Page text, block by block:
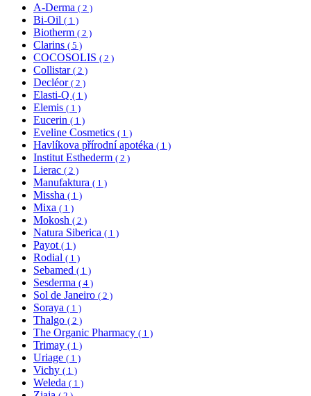
A-Derma ( 2 )
Bi-Oil ( 1 )
Biotherm ( 2 )
Clarins ( 5 )
COCOSOLIS ( 2 )
Collistar ( 2 )
Decléor ( 2 )
Elasti-Q ( 1 )
Elemis ( 1 )
Eucerin ( 1 )
Eveline Cosmetics ( 1 )
Havlíkova přírodní apotéka ( 1 )
Institut Esthederm ( 2 )
Lierac ( 2 )
Manufaktura ( 1 )
Missha ( 1 )
Mixa ( 1 )
Mokosh ( 2 )
Natura Siberica ( 1 )
Payot ( 1 )
Rodial ( 1 )
Sebamed ( 1 )
Sesderma ( 4 )
Sol de Janeiro ( 2 )
Soraya ( 1 )
Thalgo ( 2 )
The Organic Pharmacy ( 1 )
Trimay ( 1 )
Uriage ( 1 )
Vichy ( 1 )
Weleda ( 1 )